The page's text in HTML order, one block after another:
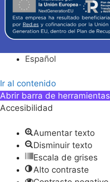
Español
Ir al contenido
Abrir barra de herramientas
Accesibilidad
Aumentar texto
Disminuir texto
Escala de grises
Alto contraste